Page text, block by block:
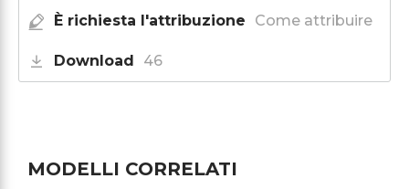
È richiesta l'attribuzione Come attribuire
Download 46
MODELLI CORRELATI